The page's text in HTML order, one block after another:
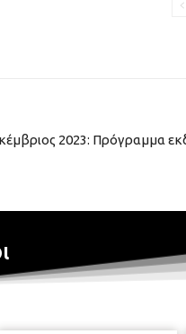
2023: Πρόγραμμα